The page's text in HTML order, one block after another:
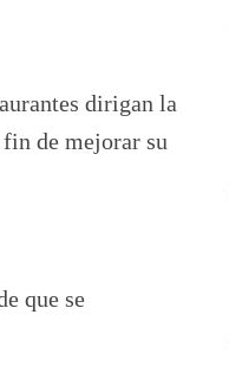
dirigan la
de mejorar su
que se